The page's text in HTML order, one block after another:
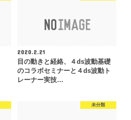
2020.2.21
目の動きと経絡、４ds波動基礎
のコラボセミナーと４ds波動ト
レーナー実技…
未分類